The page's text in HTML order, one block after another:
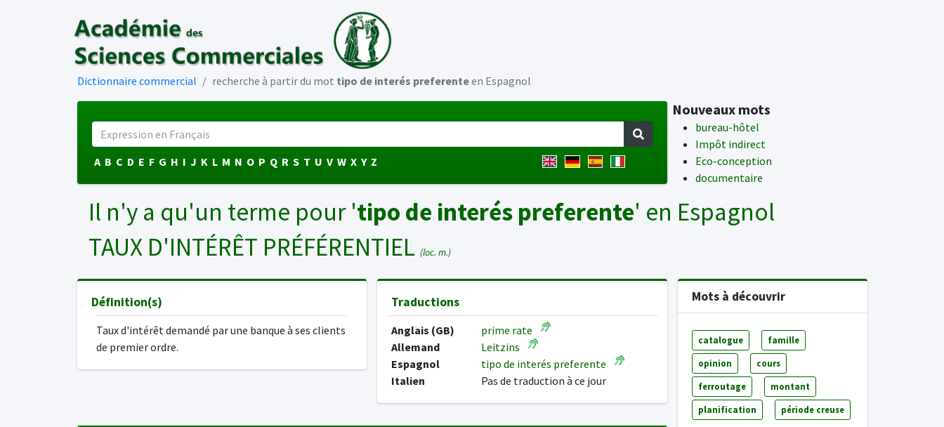
Dictionnaire commercial recherche à partir du mot tipo de interés preferenteen Espagnol
A B C D E F G H I J K L M N O P Q R S T U V W X Y Z
Nouveaux mots
bureau-hôtel
Impôt indirect
Eco-conception
documentaire
Il n'y a qu'un terme pour 'tipo de interés preferente' en Espagnol
TAUX D'INTÉRÊT PRÉFÉRENTIEL (loc. m.)
Définition(s)
Taux d'intérêt demandé par une banque à ses clients
de premier ordre.
Traductions
Anglais (GB)
prime rate
Allemand
Leitzins
Espagnol
tipo de interés preferente
Italien
Pas de traduction à ce jour
Mots à découvrir
catalogue famille
opinion cours
ferroutage montant
planification période creuse